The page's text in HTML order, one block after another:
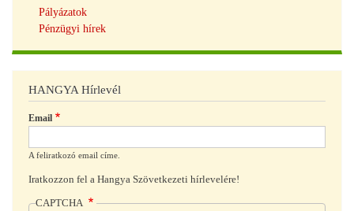
Pályázatok
Pénzügyi hírek
HANGYA Hírlevél
Email
A feliratkozó email címe.
Iratkozzon fel a Hangya Szövetkezeti hírlevelére!
CAPTCHA